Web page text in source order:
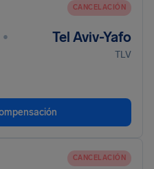
CANCELACIÓN
• Tel Aviv-Yafo
TLV
CANCELACIÓN